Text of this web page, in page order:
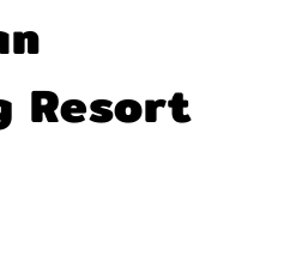
Resort